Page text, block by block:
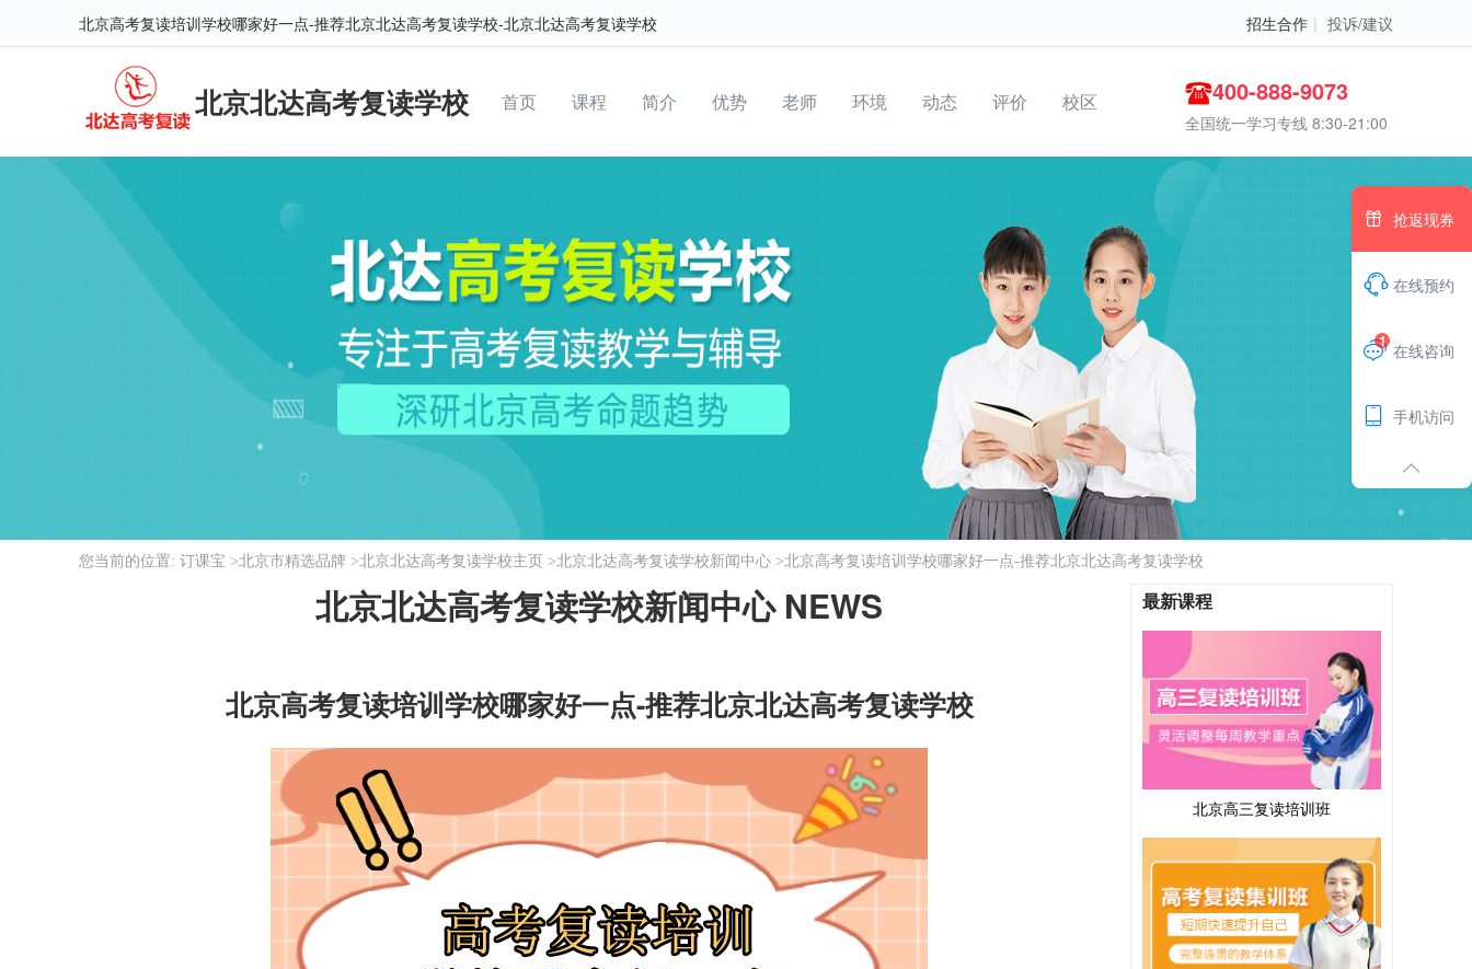
北京高考复读培训学校哪家好一点-推荐北京北达高考复读学校-北京北达高考复读学校 招生合作 | 投诉/建议
北京北达高考复读学校 首页 课程 简介 优势 老师 环境 动态 评价 校区 400-888-9073
全国统一学习专线 8:30-21:00
您当前的位置: 订课宝 >北京市精选品牌 >北京北达高考复读学校主页 >北京北达高考复读学校新闻中心 >北京高考复读培训学校哪家好一点-推荐北京北达高考复读学校
北京北达高考复读学校新闻中心 NEWS
北京高考复读培训学校哪家好一点-推荐北京北达高考复读学校
最新课程
北京高三复读培训班
 抢返现券
 在线预约

1 在线咨询
 手机访问